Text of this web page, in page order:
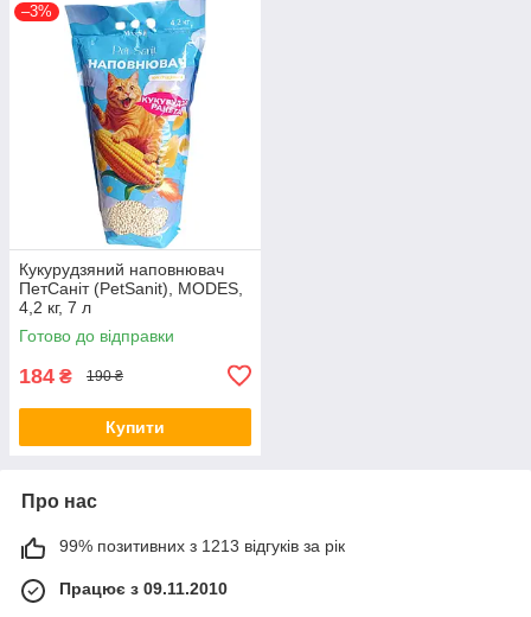
–3%
Кукурудзяний наповнювач
ПетСаніт (PetSanit), MODES,
4,2 кг, 7 л
Готово до відправки
184 ₴ 190 ₴
Купити
Про нас
99% позитивних з 1213 відгуків за рік
Працює з 09.11.2010